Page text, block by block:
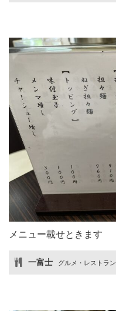
メニュー載せときます
一富士 グルメ・レストラン